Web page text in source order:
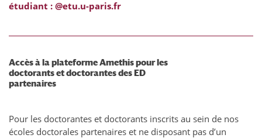
étudiant : @etu.u-paris.fr
Accès à la plateforme Amethis pour les
doctorants et doctorantes des ED
partenaires
Pour les doctorantes et doctorants inscrits au sein de nos
écoles doctorales partenaires et ne disposant pas d’un